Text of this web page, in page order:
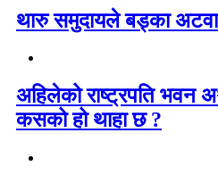
थारु समुदायले बड्का
अहिलेको राष्ट्रपति भवन
कसको हो थाहा छ ?